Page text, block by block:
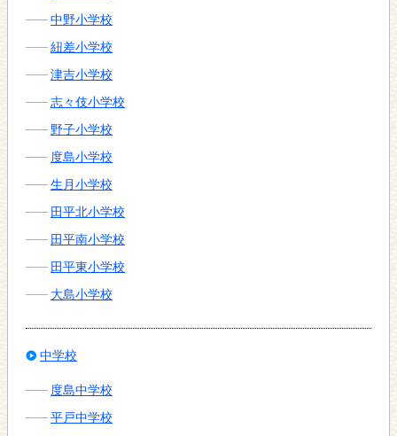
中野小学校
紐差小学校
津吉小学校
志々伎小学校
野子小学校
度島小学校
生月小学校
田平北小学校
田平南小学校
田平東小学校
大島小学校
中学校
度島中学校
平戸中学校